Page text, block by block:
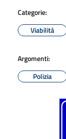
Categorie:
Viabilità
Argomenti:
Polizia